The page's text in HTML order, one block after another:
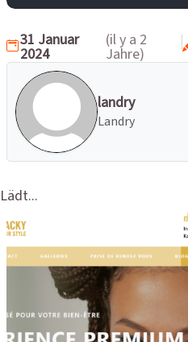
31 Januar
2024
(il y a 2
Jahre)
landry
Landry
Lädt...